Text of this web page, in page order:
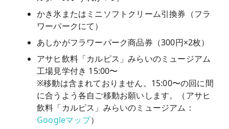
かき氷またはミニソフトクリーム引換券（フラ
ワーパークにて）
あしかがフラワーパーク商品券（300円×2枚）
アサヒ飲料「カルピス」みらいのミュージアム
工場見学付き 15:00〜
※移動は含まれておりません。15:00〜の回に間
に合うよう各自ご移動お願いします。（アサヒ
飲料「カルピス」みらいのミュージアム：
Googleマップ）